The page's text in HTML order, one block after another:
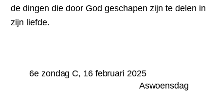
de dingen die door God geschapen zijn te delen in
zijn liefde.
6e zondag C, 16 februari 2025
Aswoensdag